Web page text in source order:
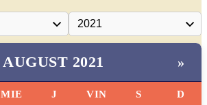
AUGUST 2021 »
MIE J VIN S D